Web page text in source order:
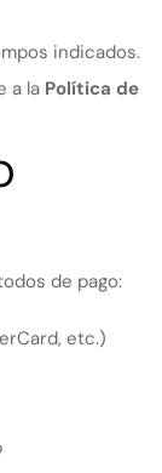
indicados.
a la Política de
de pago:
etc.)